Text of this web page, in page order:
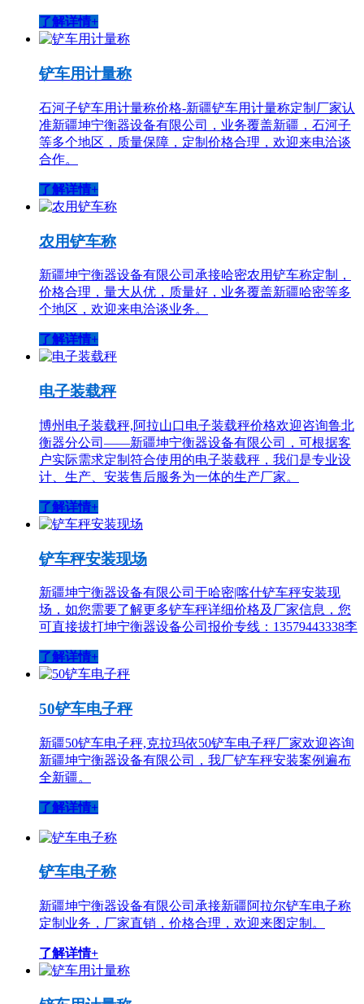
了解详情+
铲车用计量称
石河子铲车用计量称价格-新疆铲车用计量称定制厂家认
准新疆坤宁衡器设备有限公司，业务覆盖新疆，石河子
等多个地区，质量保障，定制价格合理，欢迎来电洽谈
合作。
了解详情+
农用铲车称
新疆坤宁衡器设备有限公司承接哈密农用铲车称定制，
价格合理，量大从优，质量好，业务覆盖新疆哈密等多
个地区，欢迎来电洽谈业务。
了解详情+
电子装载秤
博州电子装载秤,阿拉山口电子装载秤价格欢迎咨询鲁北
衡器分公司——新疆坤宁衡器设备有限公司，可根据客
户实际需求定制符合使用的电子装载秤，我们是专业设
计、生产、安装售后服务为一体的生产厂家。
了解详情+
铲车秤安装现场
新疆坤宁衡器设备有限公司于哈密|喀什铲车秤安装现
场，如您需要了解更多铲车秤详细价格及厂家信息，您
可直接拔打坤宁衡器设备公司报价专线：13579443338李
了解详情+
50铲车电子秤
新疆50铲车电子秤,克拉玛依50铲车电子秤厂家欢迎咨询
新疆坤宁衡器设备有限公司，我厂铲车秤安装案例遍布
全新疆。
了解详情+
铲车电子称
新疆坤宁衡器设备有限公司承接新疆阿拉尔铲车电子称
定制业务，厂家直销，价格合理，欢迎来图定制。
了解详情+